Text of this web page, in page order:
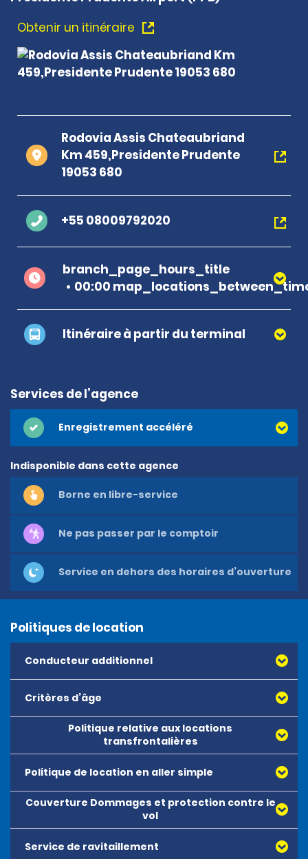
Obtenir un itinéraire
Rodovia Assis Chateaubriand
Km 459,Presidente Prudente
19053 680
+55 08009792020
branch_page_hours_title
00:00
Itinéraire à partir du terminal
Services de l’agence
Enregistrement accéléré
Indisponible dans cette agence
Borne en libre-service
Ne pas passer par le comptoir
Service en dehors des horaires d’ouverture
Politiques de location
Conducteur additionnel
Critères d’âge
Politique relative aux locations
transfrontalières
Politique de location en aller simple
Couverture Dommages et protection contre le
vol
Service de ravitaillement